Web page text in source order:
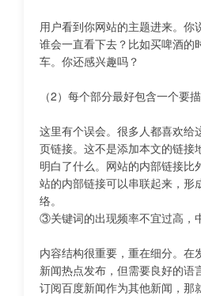
用户看到你网站的主题进来。你
谁会一直看下去？比如买啤酒的
车。你还感兴趣吗？
（2）每个部分最好包含一个要
这里有个误会。很多人都喜欢给
页链接。这不是添加本文的链接
明白了什么。网站的内部链接比
站的内部链接可以串联起来，形
络。
③关键词的出现频率不宜过高，
内容结构很重要，重在细分。在
新闻热点发布，但需要良好的语
订阅百度新闻作为其他新闻，那